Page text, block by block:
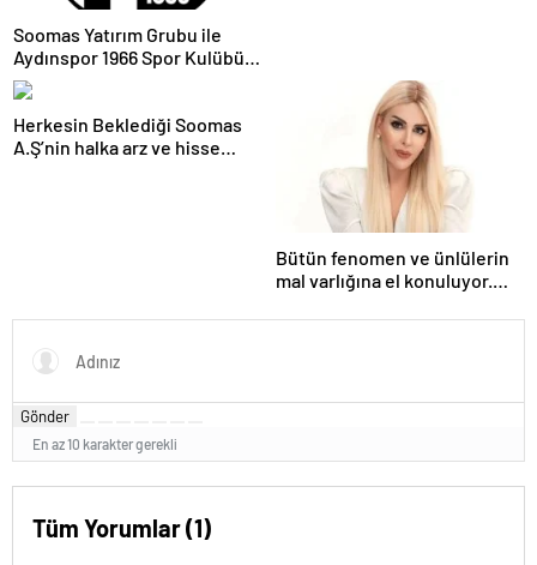
Soomas Yatırım Grubu ile
Aydınspor 1966 Spor Kulübü
görüşme yaptı
Herkesin Beklediği Soomas
A.Ş’nin halka arz ve hisse
Bütün fenomen ve ünlülerin
mal varlığına el konuluyor.
el konuldu.
Gönder
En az 10 karakter gerekli
Tüm Yorumlar (1)